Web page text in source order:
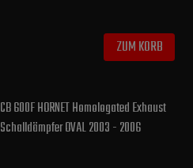
ZUM KORB
CB 600F HORNET Homologated Exhaust
Schalldämpfer OVAL 2003 - 2006